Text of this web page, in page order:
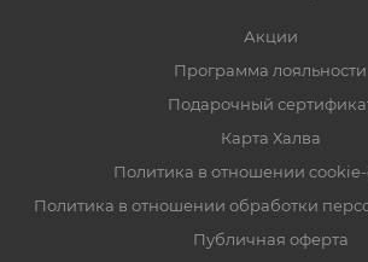
Акции
Программа лояльности
Подарочный
Карта Халва
Политика в отношении
Политика в отношении обработки
Публичная оферта